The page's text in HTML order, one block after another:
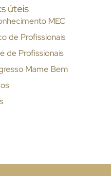
úteis
MEC
de Profissionais
de Profissionais
Mame Bem